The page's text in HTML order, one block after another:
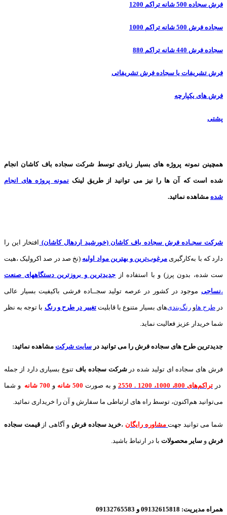
فرش سجاده 500 شانه تراکم 1200
سجاده فرش 500 شانه تراکم 1000
سجاده فرش 440 شانه تراکم 880
فرش تشریفات یا سجاده فرش تشریفاتی
فرش های یکپارچه
پشتی
همچینن نمونه پروژه های بسیار زیادی توسط شرکت سجاده باف کاشان انجام
شده است که آن ها را نیز می توانید از طریق لینک نمونه پروژه های انجام
شده مشاهده نمائید.
شرکت سجـاده فرش سجاده باف کاشان (خورشید اردهال کاشان) افتخار این را
دارد که با به‌کارگیری مرغوب‌ترین و بهترین مواد اولیه (نخ صد در صد اکرولیک ،هیت
ست شده، بدون پرز) و با استفاده از جدیدترین و بروزترین دستگاههای صنعت
نساجی، موجود در کشور در عرصه تولید سجــاده فرشی باکیفیت بسیار عالی
درطرح هاو
رنگ‌بندی‌ های بسیار متنوع با قابلیت تغییر در طرح و رنگ با توجه به نظر
شما خریدار عزیز فعالیت نماید.
جدیدترین طرح های سجاده فرش را می توانید در سایت شرکت مشاهده نمائید:
فرش های سجاده ای تولید شده درشرکت سجاده باف تنوع بسیاری دارد از جمله
در تراکم‌های 800، 1000، 1200 . 2550 و به صورت 500 شانه و 700 شانه و شما
می‌توانید هم‌اکنون، توسط راه های ارتباطی ما سفارش و آن را خریداری نمائید.
شما می توانید جهت مشاوره رایگان ،خرید سجاده فرش و آگاهی ازقیمت سجاده
فرش و سایر محصولات با در ارتباط باشید.
همراه مدیریت: 09132615818 و 09132765583